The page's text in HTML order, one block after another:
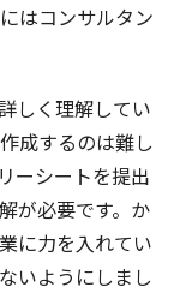
はコンサルタン
しく理解してい
成するのは難し
ーシートを提出
が必要です。か
に力を入れてい
いようにしまし